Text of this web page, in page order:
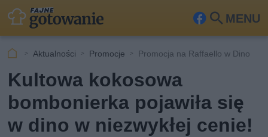
MENU
Fa
ook
Szu
kaj
Aktualności Promocje Promocja na Raffaello w Dino
Kultowa kokosowa
bombonierka pojawiła się
w dino w niezwykłej cenie!